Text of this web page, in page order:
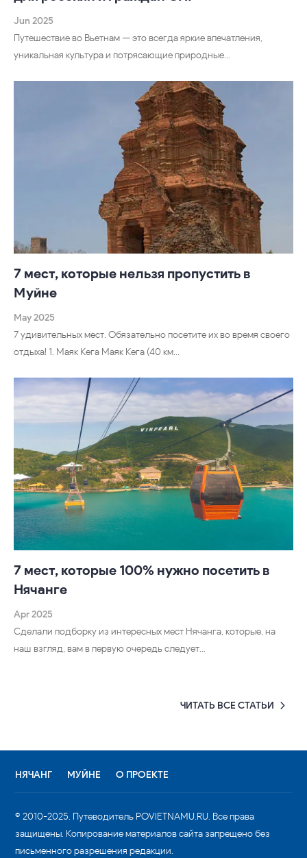
Jun 2025
Путешествие во Вьетнам — это всегда яркие впечатления,
уникальная культура и потрясающие природные…
7 мест, которые нельзя пропустить в
Муйне
May 2025
7 удивительных мест. Обязательно посетите их во время своего
отдыха! 1. Маяк Кега Маяк Кега (40 км…
7 мест, которые 100% нужно посетить в
Нячанге
Apr 2025
Сделали подборку из интересных мест Нячанга, которые, на
наш взгляд, вам в первую очередь следует…
ЧИТАТЬ ВСЕ СТАТЬИ
НЯЧАНГ МУЙНЕ О ПРОЕКТЕ
© 2010-2025. Путеводитель POVIETNAMU.RU. Все права
защищены. Копирование материалов сайта запрещено без
письменного разрешения редакции.